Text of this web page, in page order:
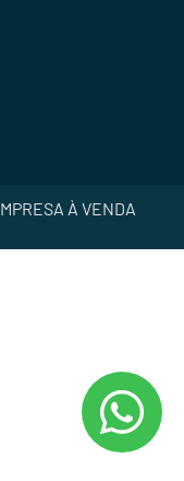
À VENDA